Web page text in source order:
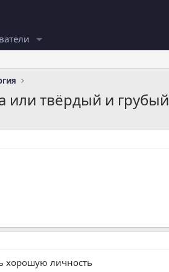
твёрдый и
хорошую личность